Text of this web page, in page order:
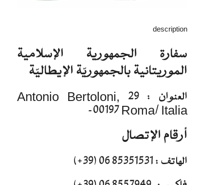
description
سفارة الجمهورية الإسلامية
الموريتانية بالجمهوريّة الإيطاليّة
العنوان : Antonio Bertoloni, 29
-00197 Roma/ Italia
أرقام الإتصال
الهاتف : 85351531 06 (39+)